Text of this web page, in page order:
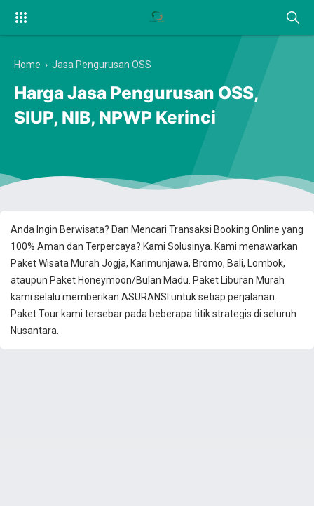
Anda Ingin Berwisata? Dan Mencari Transaksi Booking Online yang
100% Aman dan Terpercaya? Kami Solusinya. Kami menawarkan
Paket Wisata Murah Jogja, Karimunjawa, Bromo, Bali, Lombok,
ataupun Paket Honeymoon/Bulan Madu. Paket Liburan Murah
kami selalu memberikan ASURANSI untuk setiap perjalanan.
Paket Tour kami tersebar pada beberapa titik strategis di seluruh
Nusantara.
Home › Jasa Pengurusan OSS
Harga Jasa Pengurusan OSS,
SIUP, NIB, NPWP Kerinci